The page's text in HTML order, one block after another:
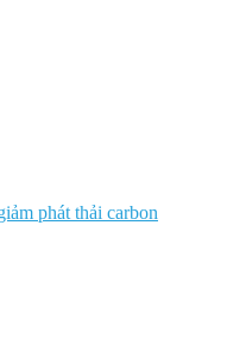
phát thải carbon